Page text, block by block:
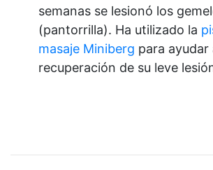
semanas se lesionó los
(pantorrilla). Ha utilizado la
masaje Miniberg para ayudar
recuperación de su leve